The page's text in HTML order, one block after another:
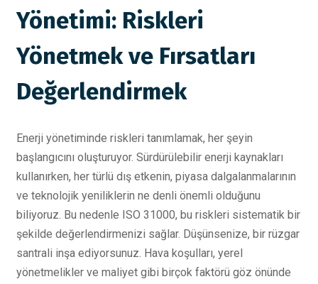
Yönetimi: Riskleri
Yönetmek ve Fırsatları
Değerlendirmek
Enerji yönetiminde riskleri tanımlamak, her şeyin
başlangıcını oluşturuyor. Sürdürülebilir enerji kaynakları
kullanırken, her türlü dış etkenin, piyasa dalgalanmalarının
ve teknolojik yeniliklerin ne denli önemli olduğunu
biliyoruz. Bu nedenle ISO 31000, bu riskleri sistematik bir
şekilde değerlendirmenizi sağlar. Düşünsenize, bir rüzgar
santrali inşa ediyorsunuz. Hava koşulları, yerel
yönetmelikler ve maliyet gibi birçok faktörü göz önünde